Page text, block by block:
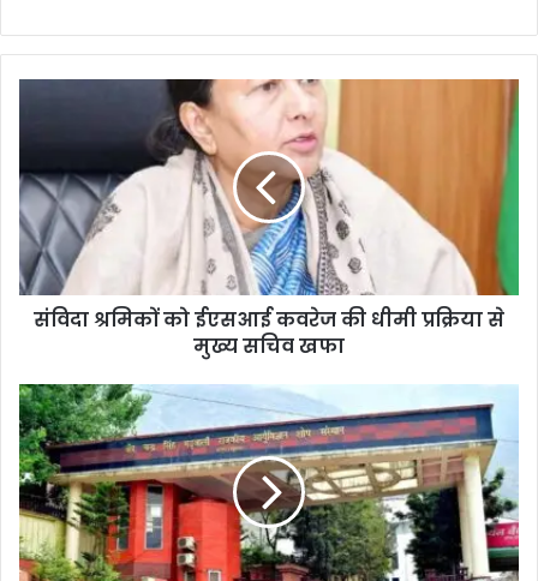
संविदा श्रमिकों को ईएसआई कवरेज की धीमी प्रक्रिया से
मुख्य सचिव खफा